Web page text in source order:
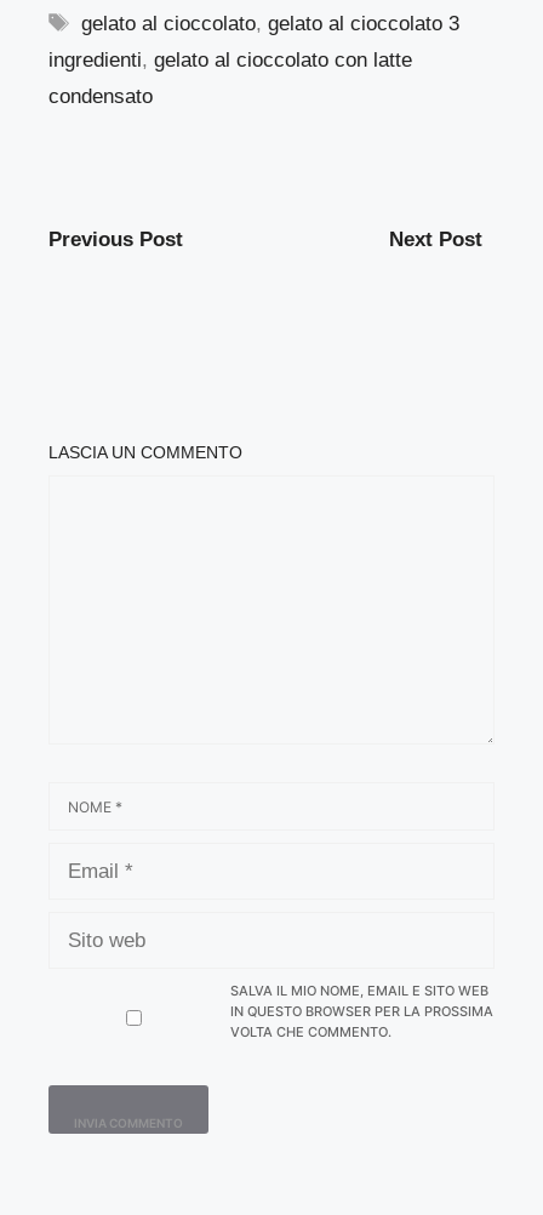
Tag
gelato al cioccolato,gelato al cioccolato 3
ingredienti, gelato al cioccolato con latte
condensato
Previous Post Next Post
LASCIA UN COMMENTO
WEB
SALVA IL MIO NOME, EMAIL E SITO WEB
IN QUESTO BROWSER PER LA PROSSIMA
VOLTA CHE COMMENTO.